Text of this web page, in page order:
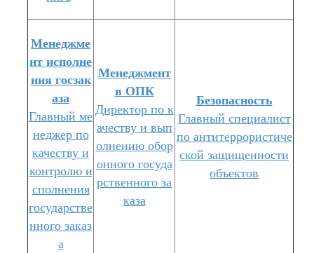
Менеджме
нт исполне
ния госзак
аза
Главный ме
неджер по
качеству и
контролю и
сполнения
государстве
нного заказ
а
Менеджмент
в ОПК
Директор по к
ачеству и вып
олнению обор
онного госуда
рственного за
каза
Безопасность
Главный специалист
по антитеррористиче
ской защищенности
объектов